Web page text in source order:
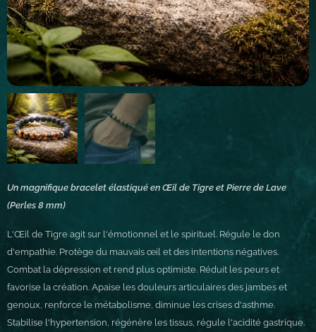
Un magnifique bracelet élastiqué en Œil de Tigre et Pierre de Lave
(Perles 8 mm)
L'Œil de Tigre agit sur l'émotionnel et le spirituel. Régule le don
d'empathie. Protège du mauvais œil et des intentions négatives.
Combat la dépression et rend plus optimiste. Réduit les peurs et
favorise la création. Apaise les douleurs articulaires des jambes et
genoux, renforce le métabolisme, diminue les crises d'asthme.
Stabilise l'hypertension, régénère les tissus, régule l'acidité gastrique.